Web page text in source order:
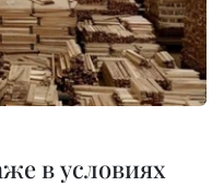
в условиях